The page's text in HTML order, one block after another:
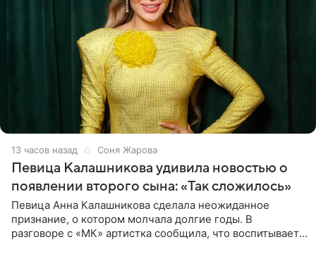
13 часов назад Соня Жарова
Певица Калашникова удивила новостью о
появлении второго сына: «Так сложилось»
Певица Анна Калашникова сделала неожиданное
признание, о котором молчала долгие годы. В
разговоре с «МК» артистка сообщила, что воспитывает